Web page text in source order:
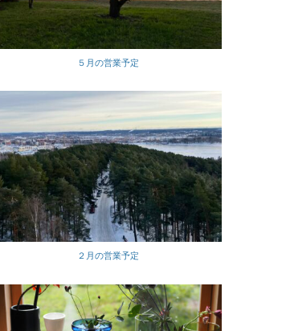
５月の営業予定
２月の営業予定